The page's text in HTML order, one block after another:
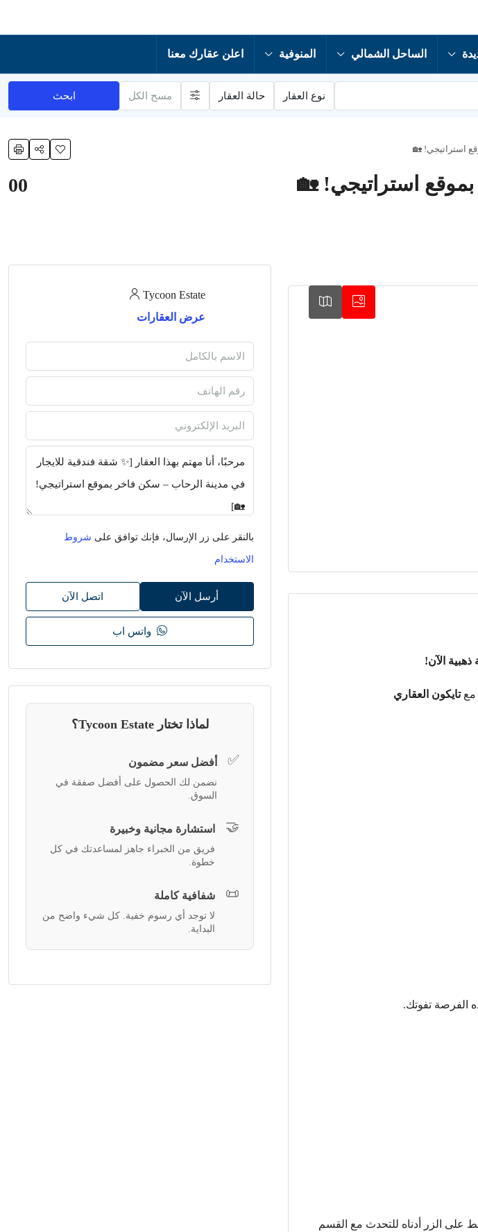
الساحل الشمالي المنوفية اعلن عقارك معنا
نوع العقار حالة العقار مسح الكل ابحث
استراتيجي! 🏡
استراتيجي! 🏡 00
الآن!
معتايكون العقاري
الفرصة تفوتك.
الزر أدناه للتحدث مع القسم
Tycoon Estate
عرض العقارات
بالنقر على زر الإرسال، فإنك توافق على شروط
الاستخدام
أرسل الآن اتصل الآن
واتس اب
لماذا تختار Tycoon Estate؟
✅ أفضل سعر مضمون
نضمن لك الحصول على أفضل صفقة في
السوق.
🤝 استشارة مجانية وخبيرة
فريق من الخبراء جاهز لمساعدتك في كل
خطوة.
📜 شفافية كاملة
لا توجد أي رسوم خفية. كل شيء واضح من
البداية.